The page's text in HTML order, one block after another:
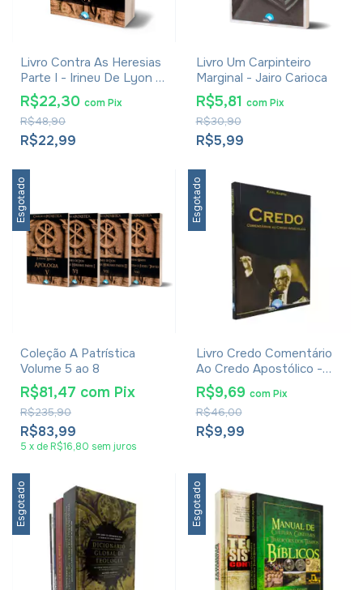
Livro Contra As Heresias
Parte I - Irineu De Lyon -
Coleção A Patrística Vol.
VI
R$22,99
R$48,90
R$22,30 comPix
Livro Um Carpinteiro
Marginal - Jairo Carioca
R$5,99
R$30,90
R$5,81 com Pix
Esgotado
Coleção A Patrística
Volume 5 ao 8
R$83,99
R$235,90
R$81,47 com Pix
5 x de R$16,80 sem juros
Esgotado
Livro Credo Comentário
Ao Credo Apostólico -
Karl Barth
R$9,99
R$46,00
R$9,69 com Pix
Esgotado Esgotado